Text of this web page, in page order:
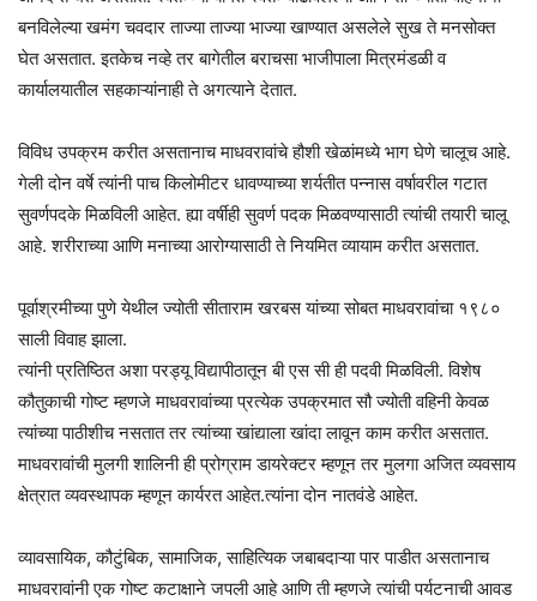
बनविलेल्या खमंग चवदार ताज्या ताज्या भाज्या खाण्यात असलेले सुख ते मनसोक्त
घेत असतात. इतकेच नव्हे तर बागेतील बराचसा भाजीपाला मित्रमंडळी व
कार्यालयातील सहकाऱ्यांनाही ते अगत्याने देतात.
विविध उपक्रम करीत असतानाच माधवरावांचे हौशी खेळांमध्ये भाग घेणे चालूच आहे.
गेली दोन वर्षे त्यांनी पाच किलोमीटर धावण्याच्या शर्यतीत पन्नास वर्षावरील गटात
सुवर्णपदके मिळविली आहेत. ह्या वर्षीही सुवर्ण पदक मिळवण्यासाठी त्यांची तयारी चालू
आहे. शरीराच्या आणि मनाच्या आरोग्यासाठी ते नियमित व्यायाम करीत असतात.
पूर्वाश्रमीच्या पुणे येथील ज्योती सीताराम खरबस यांच्या सोबत माधवरावांचा १९८०
साली विवाह झाला.
त्यांनी प्रतिष्ठित अशा परड्यू विद्यापीठातून बी एस सी ही पदवी मिळविली. विशेष
कौतुकाची गोष्ट म्हणजे माधवरावांच्या प्रत्येक उपक्रमात सौ ज्योती वहिनी केवळ
त्यांच्या पाठीशीच नसतात तर त्यांच्या खांद्याला खांदा लावून काम करीत असतात.
माधवरावांची मुलगी शालिनी ही प्रोग्राम डायरेक्टर म्हणून तर मुलगा अजित व्यवसाय
क्षेत्रात व्यवस्थापक म्हणून कार्यरत आहेत.त्यांना दोन नातवंडे आहेत.
व्यावसायिक, कौटुंबिक, सामाजिक, साहित्यिक जबाबदाऱ्या पार पाडीत असतानाच
माधवरावांनी एक गोष्ट कटाक्षाने जपली आहे आणि ती म्हणजे त्यांची पर्यटनाची आवड